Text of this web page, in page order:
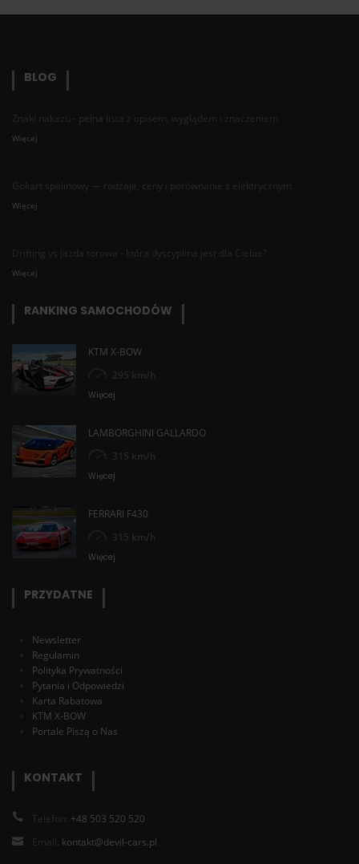
BLOG
Znaki nakazu - pełna lista z opisem, wyglądem i znaczeniem
Więcej
Gokart spalinowy — rodzaje, ceny i porównanie z elektrycznym
Więcej
Drifting vs jazda torowa - która dyscyplina jest dla Ciebie?
Więcej
RANKING SAMOCHODÓW
KTM X-BOW
295 km/h
Więcej
LAMBORGHINI GALLARDO
315 km/h
Więcej
FERRARI F430
315 km/h
Więcej
PRZYDATNE
Newsletter
Regulamin
Polityka Prywatności
Pytania i Odpowiedzi
Karta Rabatowa
KTM X-BOW
Portale Piszą o Nas
KONTAKT
Telefon: +48 503 520 520
Email: kontakt@devil-cars.pl